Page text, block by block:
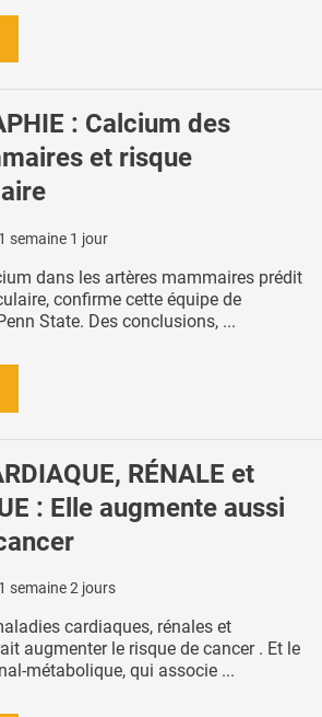
: Calcium des
et risque
1 semaine 1 jour
dans les artères mammaires prédit
confirme cette équipe de
State. Des conclusions, ...
RÉNALE et
: Elle augmente aussi
1 semaine 2 jours
cardiaques, rénales et
augmenter le risque de cancer . Et le
métabolique, qui associe ...